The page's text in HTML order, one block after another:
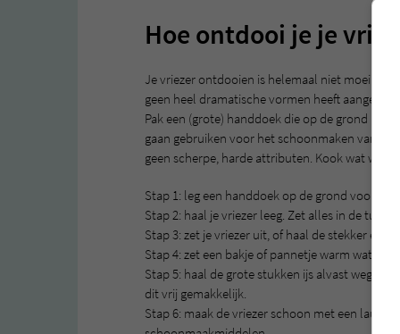
Hoe ontdooi je je
Je vriezer ontdooien is helemaal niet moeilijk.
geen heel dramatische vormen heeft
Pak een (grote) handdoek die op de grond
gaan gebruiken voor het schoonmaken van je
geen scherpe, harde attributen. Kook wat
Stap 1: leg een handdoek op de grond voor je
Stap 2: haal je vriezer leeg. Zet alles in de
Stap 3: zet je vriezer uit, of haal de stekker eruit.
Stap 4: zet een bakje of pannetje warm water
Stap 5: haal de grote stukken ijs alvast weg
dit vrij gemakkelijk.
Stap 6: maak de vriezer schoon met een lauw